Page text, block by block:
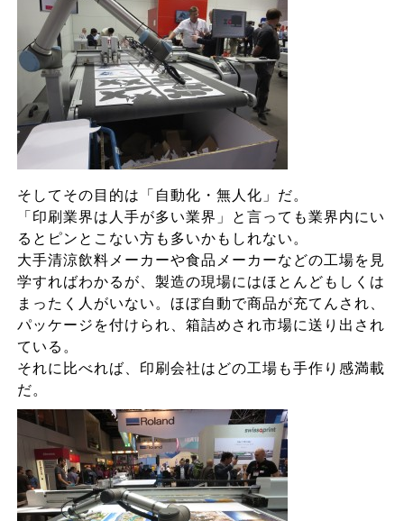
そしてその目的は「自動化・無人化」だ。
「印刷業界は人手が多い業界」と言っても業界内にい
るとピンとこない方も多いかもしれない。
大手清涼飲料メーカーや食品メーカーなどの工場を見
学すればわかるが、製造の現場にはほとんどもしくは
まったく人がいない。ほぼ自動で商品が充てんされ、
パッケージを付けられ、箱詰めされ市場に送り出され
ている。
それに比べれば、印刷会社はどの工場も手作り感満載
だ。